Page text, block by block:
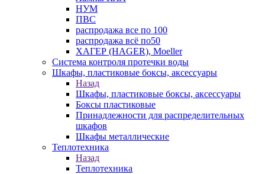
НУМ
ПВС
распродажа все по 100
распродажа всё по50
ХАГЕР (HAGER), Moeller
Система контроля протечки воды
Шкафы, пластиковые боксы, аксессуары
Назад
Шкафы, пластиковые боксы, аксессуары
Боксы пластиковые
Принадлежности для распределительных
шкафов
Шкафы металлические
Теплотехника
Назад
Теплотехника